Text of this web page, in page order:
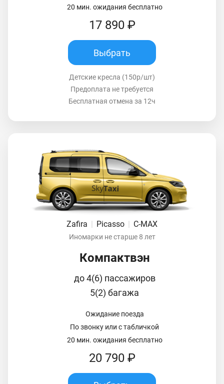
20 мин. ожидания бесплатно
17 890 ₽
Выбрать
Детские кресла (150р/шт)
Предоплата не требуется
Бесплатная отмена за 12ч
Zafira | Picasso | C-MAX
Иномарки не старше 8 лет
Компактвэн
до 4(6) пассажиров
5(2) багажа
Ожидание поезда
По звонку или с табличкой
20 мин. ожидания бесплатно
20 790 ₽